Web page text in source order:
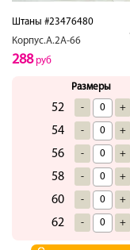
Штаны #23476480
Корпус.А.2А-66
288руб
Размеры
52 - +
54 - +
56 - +
58 - +
60 - +
62 - +